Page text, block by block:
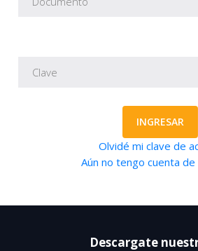
INGRESAR
Olvidé mi clave de
Aún no tengo cuenta de
Descargate